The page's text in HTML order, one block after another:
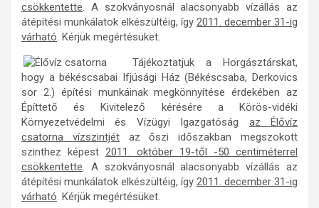
csökkentette. A szokványosnál alacsonyabb vízállás az
átépítési munkálatok elkészültéig, így 2011. december 31-ig
várható. Kérjük megértésüket.
Tájékoztatjuk a Horgásztárskat,
hogy a békéscsabai Ifjúsági Ház (Békéscsaba, Derkovics
sor 2.) építési munkáinak megkönnyítése érdekében az
Építtető és Kivitelező kérésére a Körös-vidéki
Környezetvédelmi és Vízügyi Igazgatóság az Élővíz
csatorna vízszintjétaz őszi időszakban megszokott
szinthez képest 2011. október 19-től -50 centiméterrel
csökkentette. A szokványosnál alacsonyabb vízállás az
átépítési munkálatok elkészültéig, így 2011. december 31-ig
várható. Kérjük megértésüket.